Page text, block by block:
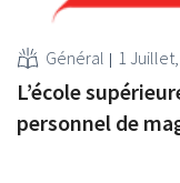
Général 1
L’école
personnel de